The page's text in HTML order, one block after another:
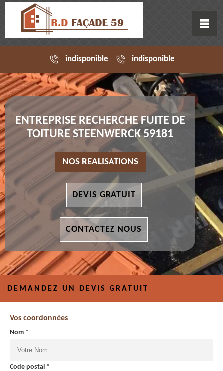
indisponible indisponible
ENTREPRISE RECHERCHE FUITE DE
TOITURE STEENWERCK 59181
NOS REALISATIONS
DEVIS GRATUIT
CONTACTEZ NOUS
DEMANDEZ UN DEVIS GRATUIT
Vos coordonnées
Nom *
Code postal *